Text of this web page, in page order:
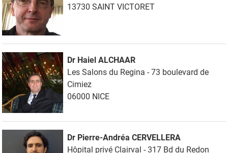
13730 SAINT VICTORET
Dr Haiel ALCHAAR
Les Salons du Regina - 73 boulevard de
Cimiez
06000 NICE
Dr Pierre-Andréa CERVELLERA
Hôpital privé Clairval - 317 Bd du Redon